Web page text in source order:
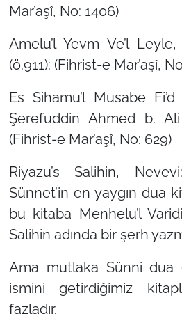
Mar’aşî, No: 1406)
Amelu’l Yevm Ve’l
(ö.911): (Fihrist-e Mar’aşî,
Es Sihamu’l Musabe
Şerefuddin Ahmed b.
(Fihrist-e Mar’aşî, No: 629)
Riyazu’s Salihin,
Sünnet’in en yaygın dua
bu kitaba Menhelu’l
Salihin adında bir şerh
Ama mutlaka Sünni dua
ismini getirdiğimiz
fazladır.